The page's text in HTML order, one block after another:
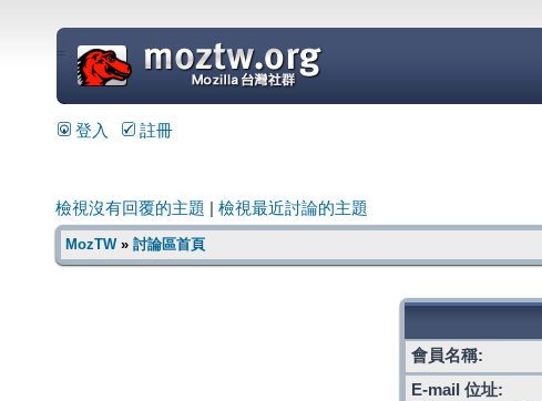
=
登入 註冊
檢視沒有回覆的主題 檢視最近討論的主題
MozTW» 討論區首頁
會員名稱:
E-mail 位址: